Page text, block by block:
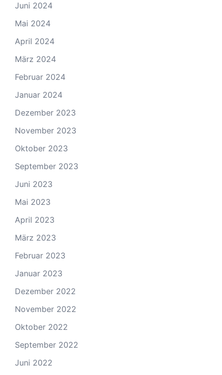
Juni 2024
Mai 2024
April 2024
März 2024
Februar 2024
Januar 2024
Dezember 2023
November 2023
Oktober 2023
September 2023
Juni 2023
Mai 2023
April 2023
März 2023
Februar 2023
Januar 2023
Dezember 2022
November 2022
Oktober 2022
September 2022
Juni 2022